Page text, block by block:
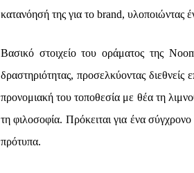
κατανόησή της για το brand, υλοποιώντας
Βασικό στοιχείο του οράματος της
δραστηριότητας, προσελκύοντας
προνομιακή του τοποθεσία με θέα τη
τη φιλοσοφία. Πρόκειται για ένα
πρότυπα.